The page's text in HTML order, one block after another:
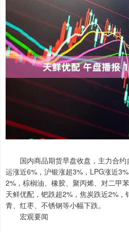
国内商品期货早盘收盘，主力合约
运涨近6%，沪银涨超3%，LPG涨近
2%，棕榈油、橡胶、聚丙烯、对二甲
天鲜优配，钯跌超2%，焦炭跌近2%
青、红枣、不锈钢等小幅下跌。
宏观要闻